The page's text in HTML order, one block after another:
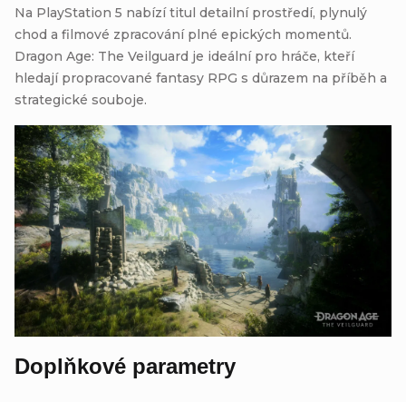
Na PlayStation 5 nabízí titul detailní prostředí, plynulý
chod a filmové zpracování plné epických momentů.
Dragon Age: The Veilguard je ideální pro hráče, kteří
hledají propracované fantasy RPG s důrazem na příběh a
strategické souboje.
Doplňkové parametry